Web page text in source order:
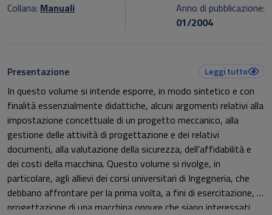
Collana: Manuali
Anno di pubblicazione:
01/2004
Presentazione Leggi tutto
In questo volume si intende esporre, in modo sintetico e con
finalità essenzialmente didattiche, alcuni argomenti relativi alla
impostazione concettuale di un progetto meccanico, alla
gestione delle attività di progettazione e dei relativi
documenti, alla valutazione della sicurezza, dell'affidabilità e
dei costi della macchina. Questo volume si rivolge, in
particolare, agli allievi dei corsi universitari di Ingegneria, che
debbano affrontare per la prima volta, a fini di esercitazione, la
progettazione di una macchina oppure che siano interessati